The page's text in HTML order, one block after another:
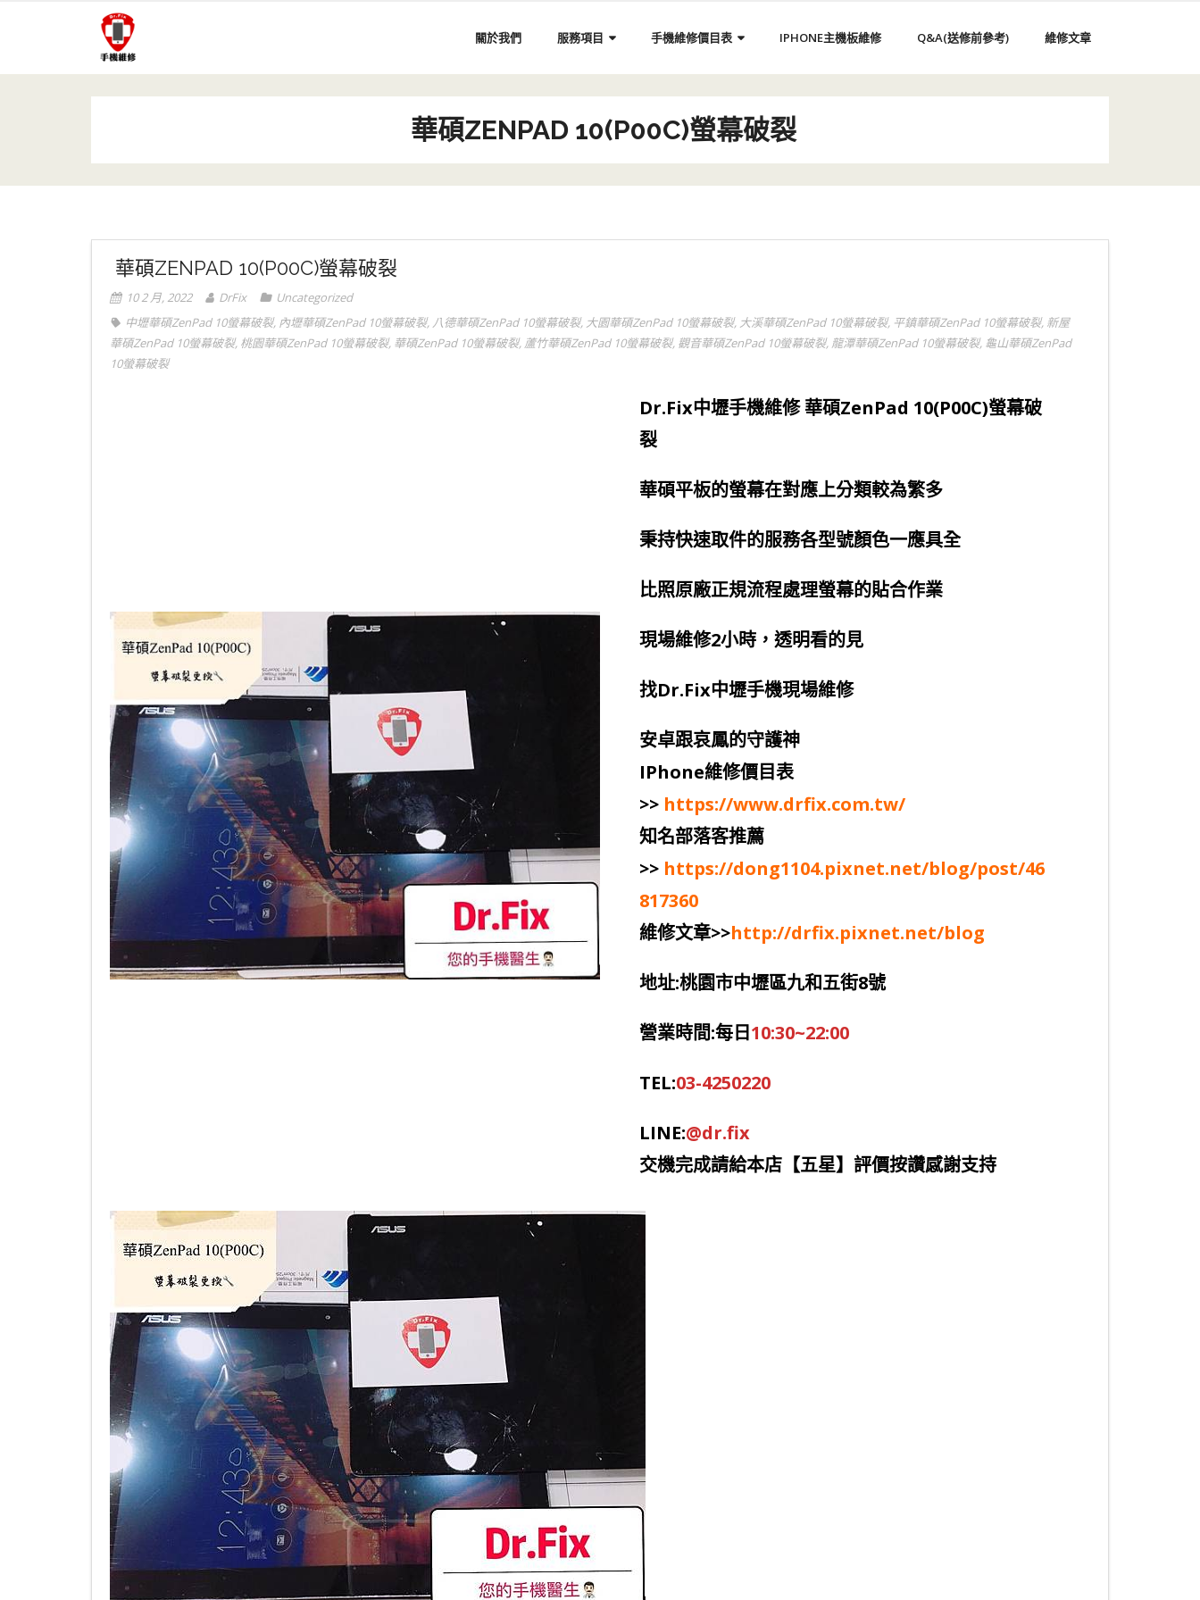
關於我們 服務項目 手機維修價目表 IPHONE主機板維修 Q&A(送修前參考) 維修文章
華碩ZENPAD 10(P00C)螢幕破裂
華碩ZENPAD 10(P00C)螢幕破裂
10 2 月, 2022 DrFix
Uncategorized
中壢華碩ZenPad 10螢幕破裂, 內壢華碩ZenPad 10螢幕破裂, 八德華碩ZenPad 10螢幕破裂, 大園華碩ZenPad 10螢幕破裂, 大溪華碩ZenPad 10螢幕破裂, 平鎮華碩ZenPad 10螢幕破裂, 新屋
華碩ZenPad 10螢幕破裂, 桃園華碩ZenPad 10螢幕破裂, 華碩ZenPad 10螢幕破裂, 蘆竹華碩ZenPad 10螢幕破裂, 觀音華碩ZenPad 10螢幕破裂, 龍潭華碩ZenPad 10螢幕破裂, 龜山華碩ZenPad
10螢幕破裂
Dr.Fix中壢手機維修 華碩ZenPad 10(P00C)螢幕破
裂
華碩平板的螢幕在對應上分類較為繁多
秉持快速取件的服務各型號顏色一應具全
比照原廠正規流程處理螢幕的貼合作業
現場維修2小時，透明看的見
找Dr.Fix中壢手機現場維修
安卓跟哀鳳的守護神
IPhone維修價目表
>> https://www.drfix.com.tw/
知名部落客推薦
>> https://dong1104.pixnet.net/blog/post/46
817360
維修文章>>http://drfix.pixnet.net/blog
地址:桃園市中壢區九和五街8號
營業時間:每日10:30~22:00
TEL:03-4250220
LINE:@dr.fix
交機完成請給本店【五星】評價按讚感謝支持